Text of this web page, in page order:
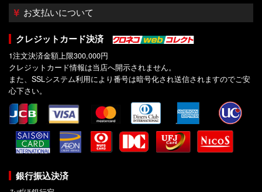
お支払いについて
クレジットカード決済
1注文決済金額上限300,000円
クレジットカード情報は当店へ開示されません。
また、SSLシステム利用により番号は暗号化され送信されますのでご安
心下さい。
銀行振込決済